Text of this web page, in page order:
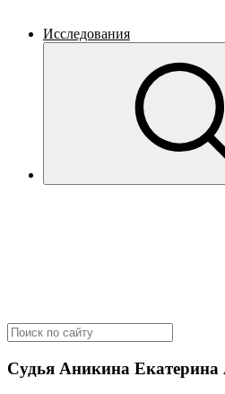
Исследования
Судья Аникина Екатерина